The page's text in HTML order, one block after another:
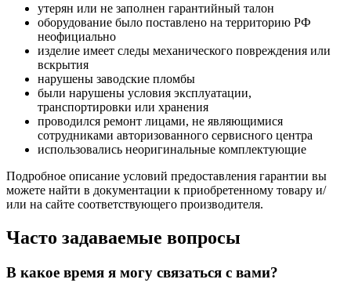
утерян или не заполнен гарантийный талон
оборудование было поставлено на территорию РФ
неофициально
изделие имеет следы механического повреждения или
вскрытия
нарушены заводские пломбы
были нарушены условия эксплуатации,
транспортировки или хранения
проводился ремонт лицами, не являющимися
сотрудниками авторизованного сервисного центра
использовались неоригинальные комплектующие
Подробное описание условий предоставления гарантии вы
можете найти в документации к приобретенному товару и/
или на сайте соответствующего производителя.
Часто задаваемые вопросы
В какое время я могу связаться с вами?